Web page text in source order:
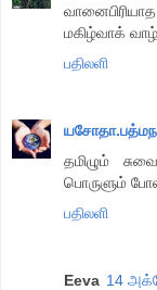
மகிழ்வாக்
பதிலளி
தமிழும்
பொருளும்
பதிலளி
Eeva 14